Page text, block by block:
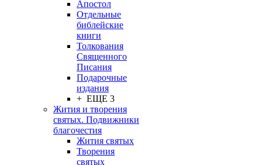
Апостол
Отдельные
библейские
книги
Толкования
Священного
Писания
Подарочные
издания
+ ЕЩЕ 3
Жития и творения
святых. Подвижники
благочестия
Жития святых
Творения
святых